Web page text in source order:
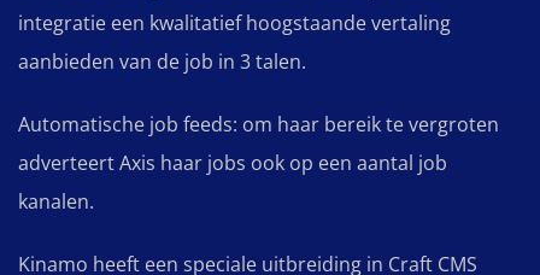
integratie een kwalitatief hoogstaande vertaling
aanbieden van de job in 3 talen.
Automatische job feeds: om haar bereik te vergroten
adverteert Axis haar jobs ook op een aantal job
kanalen.
Kinamo heeft een speciale uitbreiding in Craft CMS